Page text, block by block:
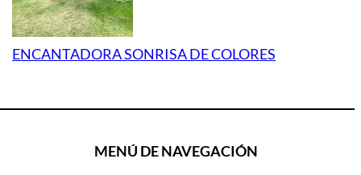
ENCANTADORA SONRISA DE COLORES
MENÚ DE NAVEGACIÓN